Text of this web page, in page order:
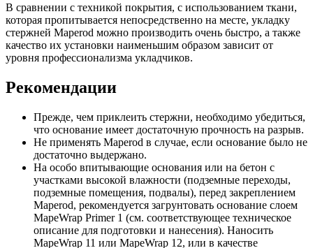
В сравнении с техникой покрытия, с использованием ткани,
которая пропитывается непосредственно на месте, укладку
стержней Maperod можно производить очень быстро, а также
качество их установки наименьшим образом зависит от
уровня профессионализма укладчиков.
Рекомендации
Прежде, чем приклеить стержни, необходимо убедиться,
что основание имеет достаточную прочность на разрыв.
Не применять Maperod в случае, если основание было не
достаточно выдержано.
На особо впитывающие основания или на бетон с
участками высокой влажности (подземные переходы,
подземные помещения, подвалы), перед закреплением
Maperod, рекомендуется загрунтовать основание слоем
MapeWrap Primer 1 (см. соответствующее техническое
описание для подготовки и нанесения). Наносить
MapeWrap 11 или MapeWrap 12, или в качестве